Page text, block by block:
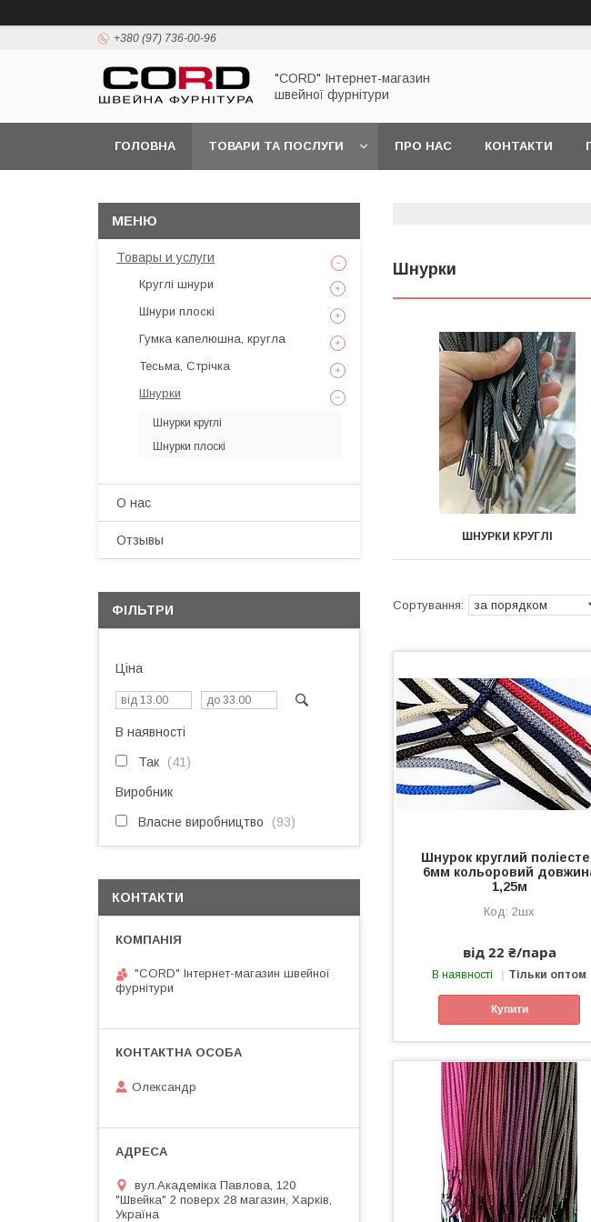
+380 (97) 736-00-96
"CORD" Інтернет-магазин
швейної фурнітури
ГОЛОВНА ТОВАРИ ТА ПОСЛУГИ ПРО НАС КОНТАКТИ
Шнурки
ШНУРКИ КРУГЛІ
Шнурок круглий
6мм кольоровий
1,25м
2шх
від 22 ₴/пара
В наявності Тільки оптом
Купити
Товары и услуги
Круглі шнури
Шнури плоскі
Гумка капелюшна, кругла
Тесьма, Стрічка
Шнурки
Шнурки круглі
Шнурки плоскі
О нас
Отзывы
ФІЛЬТРИ
Ціна
В наявності
Так 41
Виробник
Власне виробництво 93
КОНТАКТИ
"CORD" Інтернет-магазин швейної
фурнітури
Олександр
вул.Академіка Павлова, 120
"Швейка" 2 поверх 28 магазин, Харків,
Україна